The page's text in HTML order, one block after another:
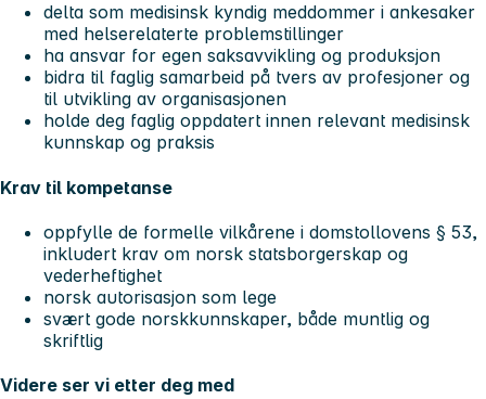
delta som medisinsk kyndig meddommer i ankesaker
med helserelaterte problemstillinger
ha ansvar for egen saksavvikling og produksjon
bidra til faglig samarbeid på tvers av profesjoner og
til utvikling av organisasjonen
holde deg faglig oppdatert innen relevant medisinsk
kunnskap og praksis
Krav til kompetanse
oppfylle de formelle vilkårene i domstollovens § 53,
inkludert krav om norsk statsborgerskap og
vederheftighet
norsk autorisasjon som lege
svært gode norskkunnskaper, både muntlig og
skriftlig
Videre ser vi etter deg med